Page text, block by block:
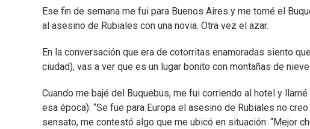
Ese fin de semana me fui para Buenos Aires y me tomé el
al asesino de Rubiales con una novia. Otra vez el azar.
En la conversación que era de cotorritas enamoradas siento
ciudad), vas a ver que es un lugar bonito con montañas de
Cuando me bajé del Buquebus, me fui corriendo al hotel y
esa época): “Se fue para Europa el asesino de Rubiales no
sensato, me contestó algo que me ubicó en situación: “Mejor